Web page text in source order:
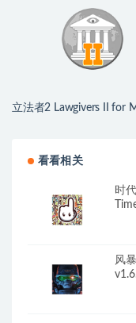
立法者2 Lawgivers II for
看看相关
时
风